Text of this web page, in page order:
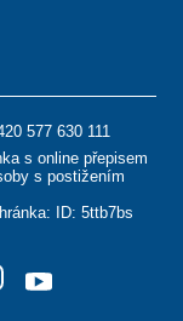
577 630 111
s online přepisem
s postižením
ID: 5ttb7bs